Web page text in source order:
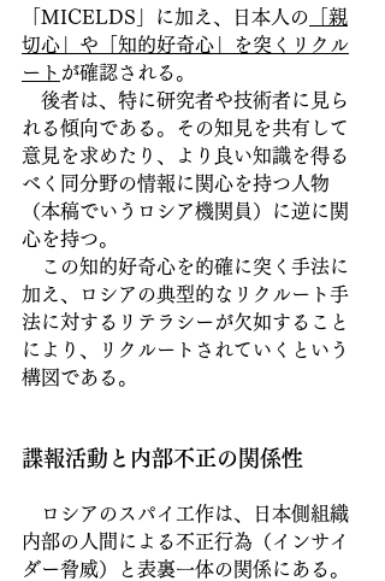
「MICELDS」に加え、日本人の 「親
切心」や「知的好奇心」を突くリクル
ート が確認される。
後者は、特に研究者や技術者に見ら
れる傾向である。その知見を共有して
意見を求めたり、より良い知識を得る
べく同分野の情報に関心を持つ人物
（本稿でいうロシア機関員）に逆に関
心を持つ。
この知的好奇心を的確に突く手法に
加え、ロシアの典型的なリクルート手
法に対するリテラシーが欠如すること
により、リクルートされていくという
構図である。
諜報活動と内部不正の関係性
ロシアのスパイ工作は、日本側組織
内部の人間による不正行為（インサイ
ダー脅威）と表裏一体の関係にある。